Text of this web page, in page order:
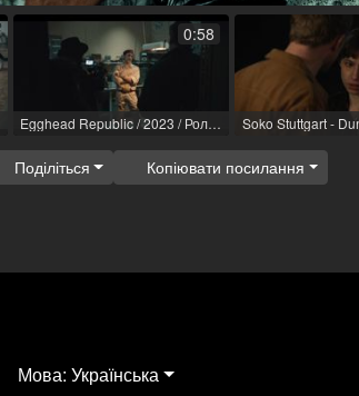
Egghead Republic / 2023 / Роль: Sgt. Barcoff / R: Pella Kågerman, Hugo Lilja
0:58
Поділіться Копіювати посилання
Мова: Українська